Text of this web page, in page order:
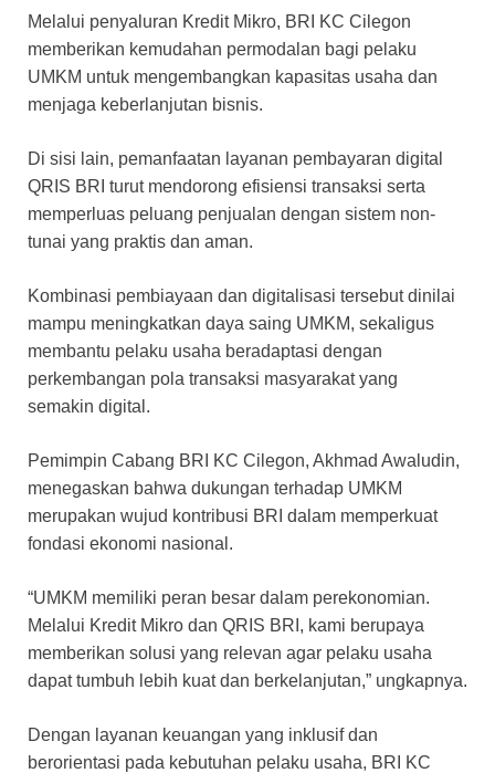
Melalui penyaluran Kredit Mikro, BRI KC Cilegon
memberikan kemudahan permodalan bagi pelaku
UMKM untuk mengembangkan kapasitas usaha dan
menjaga keberlanjutan bisnis.
Di sisi lain, pemanfaatan layanan pembayaran digital
QRIS BRI turut mendorong efisiensi transaksi serta
memperluas peluang penjualan dengan sistem non-
tunai yang praktis dan aman.
Kombinasi pembiayaan dan digitalisasi tersebut dinilai
mampu meningkatkan daya saing UMKM, sekaligus
membantu pelaku usaha beradaptasi dengan
perkembangan pola transaksi masyarakat yang
semakin digital.
Pemimpin Cabang BRI KC Cilegon, Akhmad Awaludin,
menegaskan bahwa dukungan terhadap UMKM
merupakan wujud kontribusi BRI dalam memperkuat
fondasi ekonomi nasional.
“UMKM memiliki peran besar dalam perekonomian.
Melalui Kredit Mikro dan QRIS BRI, kami berupaya
memberikan solusi yang relevan agar pelaku usaha
dapat tumbuh lebih kuat dan berkelanjutan,” ungkapnya.
Dengan layanan keuangan yang inklusif dan
berorientasi pada kebutuhan pelaku usaha, BRI KC